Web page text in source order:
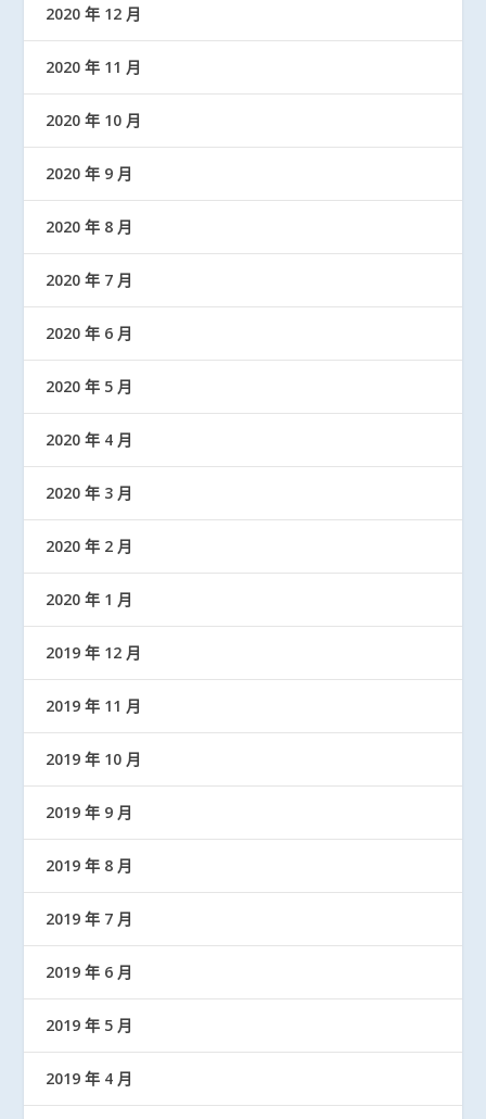
2020 年 12 月
2020 年 11 月
2020 年 10 月
2020 年 9 月
2020 年 8 月
2020 年 7 月
2020 年 6 月
2020 年 5 月
2020 年 4 月
2020 年 3 月
2020 年 2 月
2020 年 1 月
2019 年 12 月
2019 年 11 月
2019 年 10 月
2019 年 9 月
2019 年 8 月
2019 年 7 月
2019 年 6 月
2019 年 5 月
2019 年 4 月